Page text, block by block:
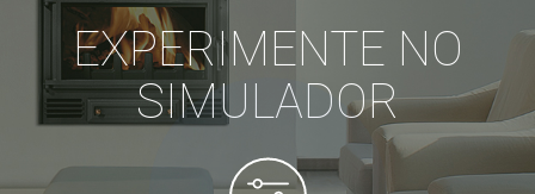
EXPERIMENTE NO
SIMULADOR